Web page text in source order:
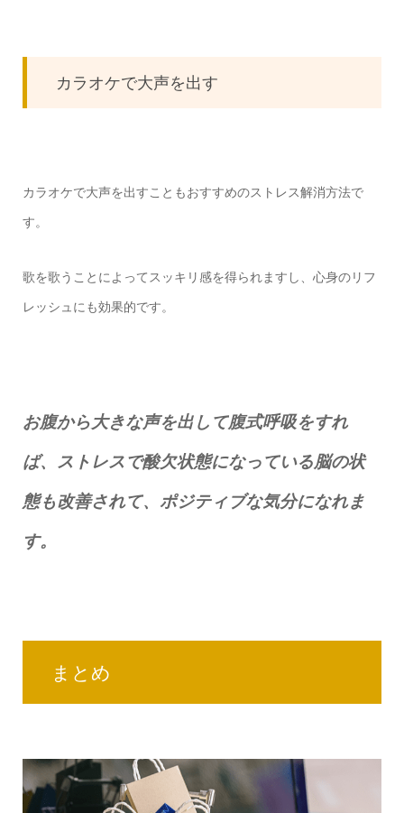
カラオケで大声を出す
カラオケで大声を出すこともおすすめのストレス解消方法で
す。
歌を歌うことによってスッキリ感を得られますし、心身のリフ
レッシュにも効果的です。
お腹から大きな声を出して腹式呼吸をすれ
ば、ストレスで酸欠状態になっている脳の状
態も改善されて、ポジティブな気分になれま
す。
まとめ